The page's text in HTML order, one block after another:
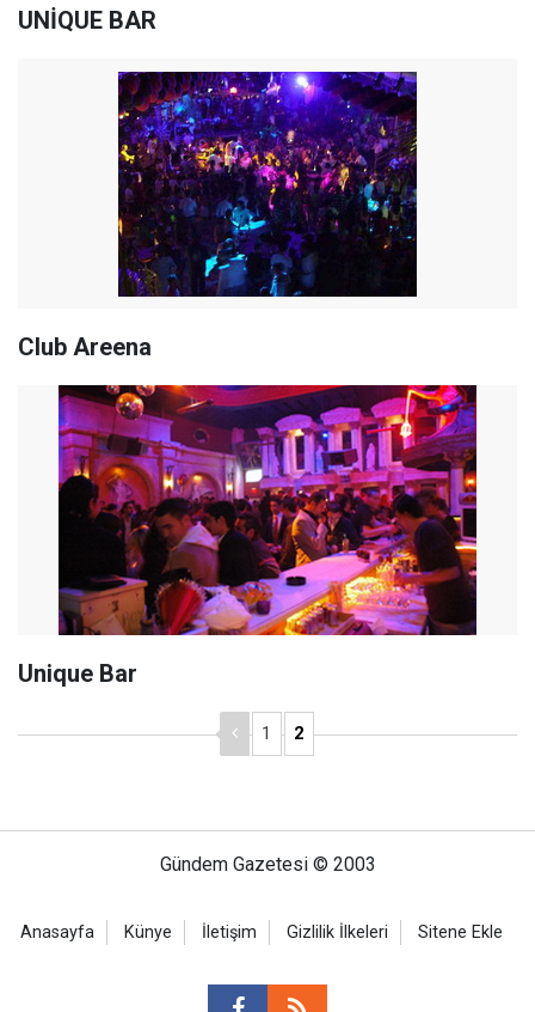
UNİQUE BAR
Club Areena
Unique Bar
1 2
Gündem Gazetesi © 2003
Anasayfa Künye İletişim Gizlilik İlkeleri Sitene Ekle